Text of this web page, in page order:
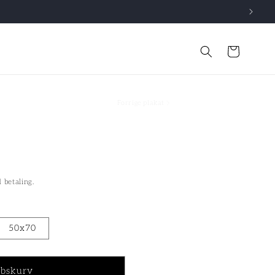
Indkøbskurv
betaling.
50x70